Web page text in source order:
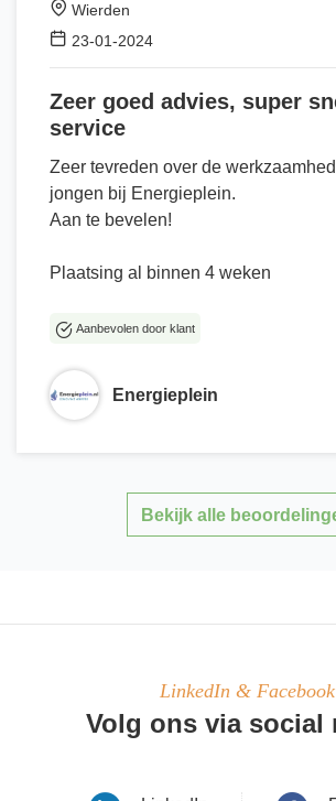
Wierden
23-01-2024
Zeer goed advies, super
service
Zeer tevreden over de
jongen bij Energieplein.
Aan te bevelen!
Plaatsing al binnen 4 weken
Energieplein
Aanbevolen door klant
Bekijk alle
LinkedIn & Facebook
Volg ons via social